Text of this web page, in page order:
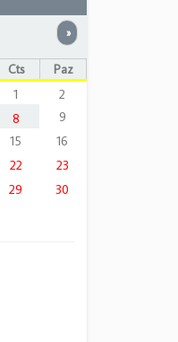
»Sonraki
Cts
Paz
1
2
8
9
15
16
22
23
29
30